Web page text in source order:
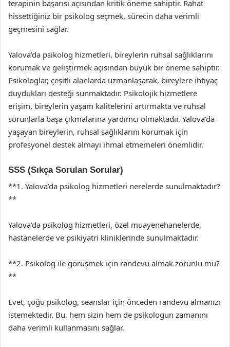
terapinin başarısı açısından kritik öneme sahiptir. Rahat
hissettiğiniz bir psikolog seçmek, sürecin daha verimli
geçmesini sağlar.
Yalova’da psikolog hizmetleri, bireylerin ruhsal sağlıklarını
korumak ve geliştirmek açısından büyük bir öneme sahiptir.
Psikologlar, çeşitli alanlarda uzmanlaşarak, bireylere ihtiyaç
duydukları desteği sunmaktadır. Psikolojik hizmetlere
erişim, bireylerin yaşam kalitelerini artırmakta ve ruhsal
sorunlarla başa çıkmalarına yardımcı olmaktadır. Yalova’da
yaşayan bireylerin, ruhsal sağlıklarını korumak için
profesyonel destek almayı ihmal etmemeleri önemlidir.
SSS (Sıkça Sorulan Sorular)
**1. Yalova’da psikolog hizmetleri nerelerde sunulmaktadır?
**
Yalova’da psikolog hizmetleri, özel muayenehanelerde,
hastanelerde ve psikiyatri kliniklerinde sunulmaktadır.
**2. Psikolog ile görüşmek için randevu almak zorunlu mu?
**
Evet, çoğu psikolog, seanslar için önceden randevu almanızı
istemektedir. Bu, hem sizin hem de psikologun zamanını
daha verimli kullanmasını sağlar.